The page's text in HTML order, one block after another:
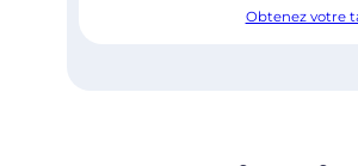
Obtenez votre